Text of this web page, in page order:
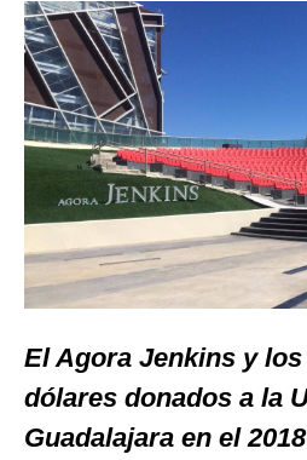
El Agora Jenkins y
dólares donados a la
Guadalajara en el